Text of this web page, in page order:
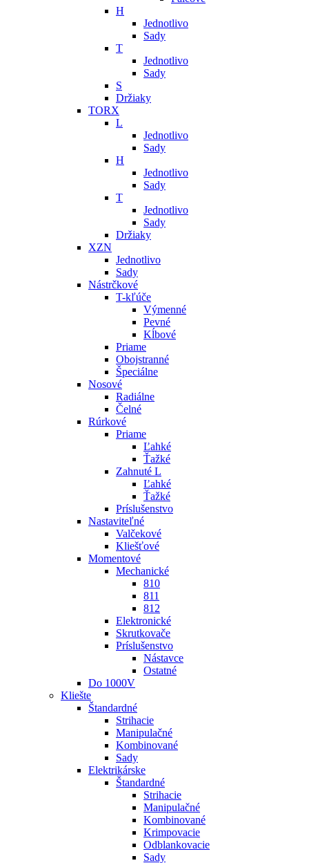
H
Jednotlivo
Sady
T
Jednotlivo
Sady
S
Držiaky
TORX
L
Jednotlivo
Sady
H
Jednotlivo
Sady
T
Jednotlivo
Sady
Držiaky
XZN
Jednotlivo
Sady
Nástrčkové
T-kľúče
Výmenné
Pevné
Kĺbové
Priame
Obojstranné
Špeciálne
Nosové
Radiálne
Čelné
Rúrkové
Priame
Ľahké
Ťažké
Zahnuté L
Ľahké
Ťažké
Príslušenstvo
Nastaviteľné
Valčekové
Kliešťové
Momentové
Mechanické
810
811
812
Elektronické
Skrutkovače
Príslušenstvo
Nástavce
Ostatné
Do 1000V
Kliešte
Štandardné
Strihacie
Manipulačné
Kombinované
Sady
Elektrikárske
Štandardné
Strihacie
Manipulačné
Kombinované
Krimpovacie
Odblankovacie
Sady